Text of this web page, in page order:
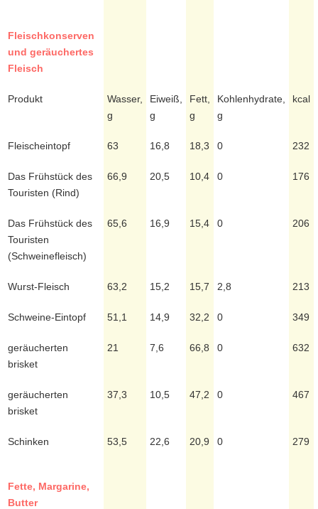
Fleischkonserven
und geräuchertes
Fleisch
Produkt
Wasser,
g
Eiweiß,
g
Fett,
g
Kohlenhydrate,
g
kcal
Fleischeintopf 63 16,8 18,3 0 232
Das Frühstück des
Touristen (Rind)
66,9 20,5 10,4 0 176
Das Frühstück des
Touristen
(Schweinefleisch)
65,6 16,9 15,4 0 206
Wurst-Fleisch 63,2 15,2 15,7 2,8 213
Schweine-Eintopf 51,1 14,9 32,2 0 349
geräucherten
brisket
21 7,6 66,8 0 632
geräucherten
brisket
37,3 10,5 47,2 0 467
Schinken 53,5 22,6 20,9 0 279
Fette, Margarine,
Butter